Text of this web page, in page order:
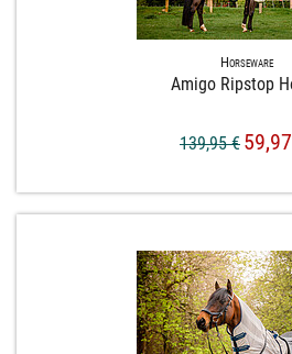
Horseware
Amigo Ripstop
139,95 €